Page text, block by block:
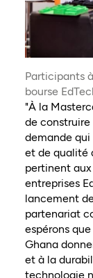
Participants
bourse
"À la
de construire
demande
et de qualité
pertinent
entreprises
lancement
partenariat
espérons
Ghana
et à la
technologie